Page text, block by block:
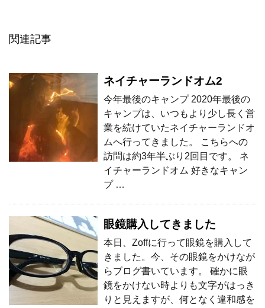
関連記事
ネイチャーランドオム2
今年最後のキャンプ 2020年最後の
キャンプは、いつもより少し長く営
業を続けていたネイチャーランドオ
ムへ行ってきました。 こちらへの
訪問は約3年半ぶり2回目です。 ネ
イチャーランドオム 好きなキャン
プ …
眼鏡購入してきました
本日、Zoffに行って眼鏡を購入して
きました。今、その眼鏡をかけなが
らブログ書いています。 確かに眼
鏡をかけない時よりも文字がはっき
りと見えますが、何となく違和感を